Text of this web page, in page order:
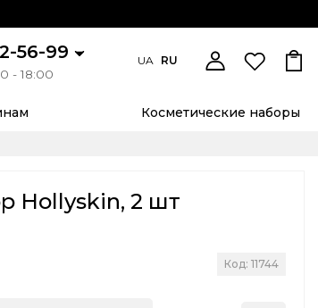
56-99
- 18:00
UA RU
Косметические наборы
Hollyskin, 2 шт
Код: 11744